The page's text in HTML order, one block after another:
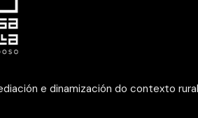
e dinamización do contexto rural